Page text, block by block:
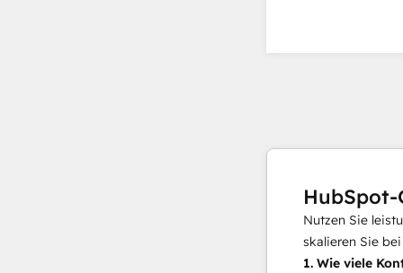
HubSpot-
Nutzen Sie
skalieren Sie
1. Wie viele